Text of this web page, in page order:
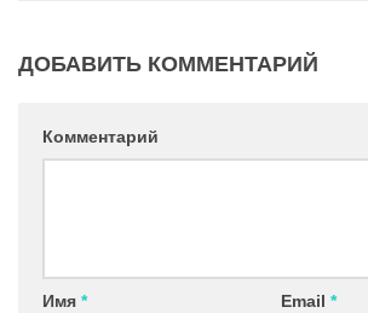
ДОБАВИТЬ КОММЕНТАРИЙ
Комментарий
Имя * Email *